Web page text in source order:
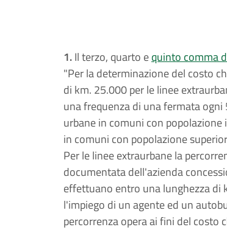
1.Il terzo, quarto equinto comma
"Per la determinazione del costo
di km. 25.000 per le linee
una frequenza di una fermata
urbane in comuni con
in comuni con popolazione
Per le linee extraurbane la
documentata dell'azienda
effettuano entro una lunghezza di
l'impiego di un agente ed un
percorrenza opera ai fini del costo